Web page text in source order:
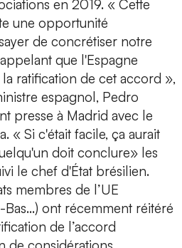
en 2019. « Cette
une opportunité
de concrétiser notre
que l'Espagne
ratification de cet accord »,
espagnol, Pedro
presse à Madrid avec le
« Si c'était facile, ça aurait
doit conclure» les
le chef d'État brésilien.
membres de l’UE
Bas…) ont récemment réitéré
de l’accord